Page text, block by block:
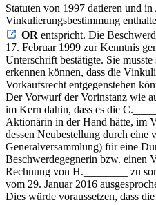
Statuten von 1997 datieren und
Vinkulierungsbestimmung
OR entspricht. Die
17. Februar 1999 zur Kenntnis
Unterschrift bestätigte. Sie
erkennen können, dass die
Vorkaufsrecht entgegenstehen
Der Vorwurf der Vorinstanz wie
im Kern dahin, dass es die
Aktionärin in der Hand hätte, im
dessen Neubestellung durch eine
Generalversammlung) für eine
Beschwerdegegnerin bzw. einen
Rechnung von H.________ zu
vom 29. Januar 2016
Dies würde voraussetzen, dass